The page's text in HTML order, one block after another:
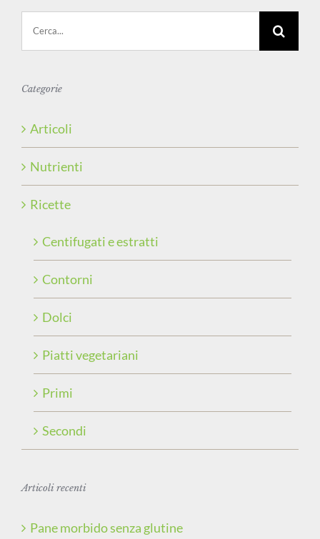
Categorie
Articoli
Nutrienti
Ricette
Centifugati e estratti
Contorni
Dolci
Piatti vegetariani
Primi
Secondi
Articoli recenti
Pane morbido senza glutine